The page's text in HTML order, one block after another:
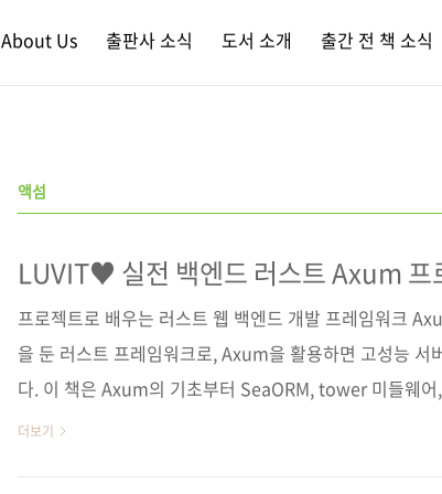
About Us 출판사 소식 도서 소개 출간 전 책 소식
액섬
LUVIT♥ 실전 백엔드 러스트 Axum 프
프로젝트로 배우는 러스트 웹 백엔드 개발 프레임워크
을 둔 러스트 프레임워크로, Axum을 활용하면 고성능 서
다. 이 책은 Axum의 기초부터 SeaORM, tower 미들웨어
실전 프로젝트를 통해 깊이 있게 학습할 수 있도록 구성되
더보기